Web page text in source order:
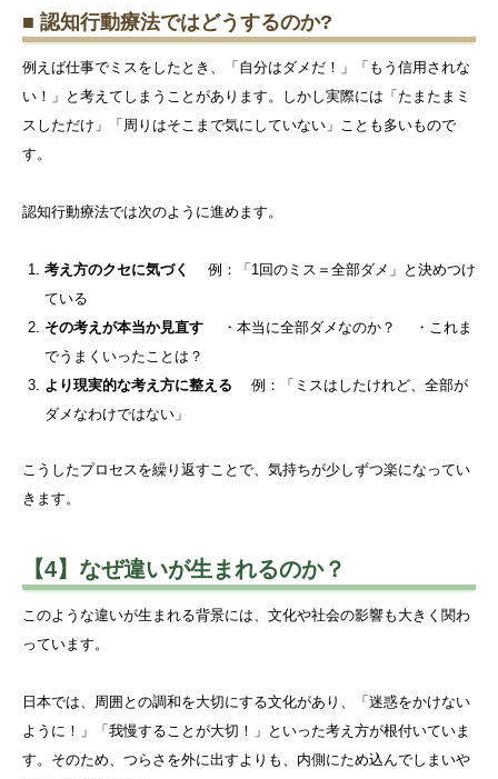
■ 認知行動療法ではどうするのか?
例えば仕事でミスをしたとき、「自分はダメだ！」「もう信用されな
い！」と考えてしまうことがあります。しかし実際には「たまたまミ
スしただけ」「周りはそこまで気にしていない」ことも多いもので
す。
認知行動療法では次のように進めます。
考え方のクセに気づく
例：「1回のミス＝全部ダメ」と決めつけ
ている
その考えが本当か見直す・本当に全部ダメなのか？ ・これま
でうまくいったことは？
より現実的な考え方に整える 例：「ミスはしたけれど、全部が
ダメなわけではない」
こうしたプロセスを繰り返すことで、気持ちが少しずつ楽になってい
きます。
【4】なぜ違いが生まれるのか？
このような違いが生まれる背景には、文化や社会の影響も大きく関わ
っています。
日本では、周囲との調和を大切にする文化があり、「迷惑をかけない
ように！」「我慢することが大切！」といった考え方が根付いていま
す。そのため、つらさを外に出すよりも、内側にため込んでしまいや